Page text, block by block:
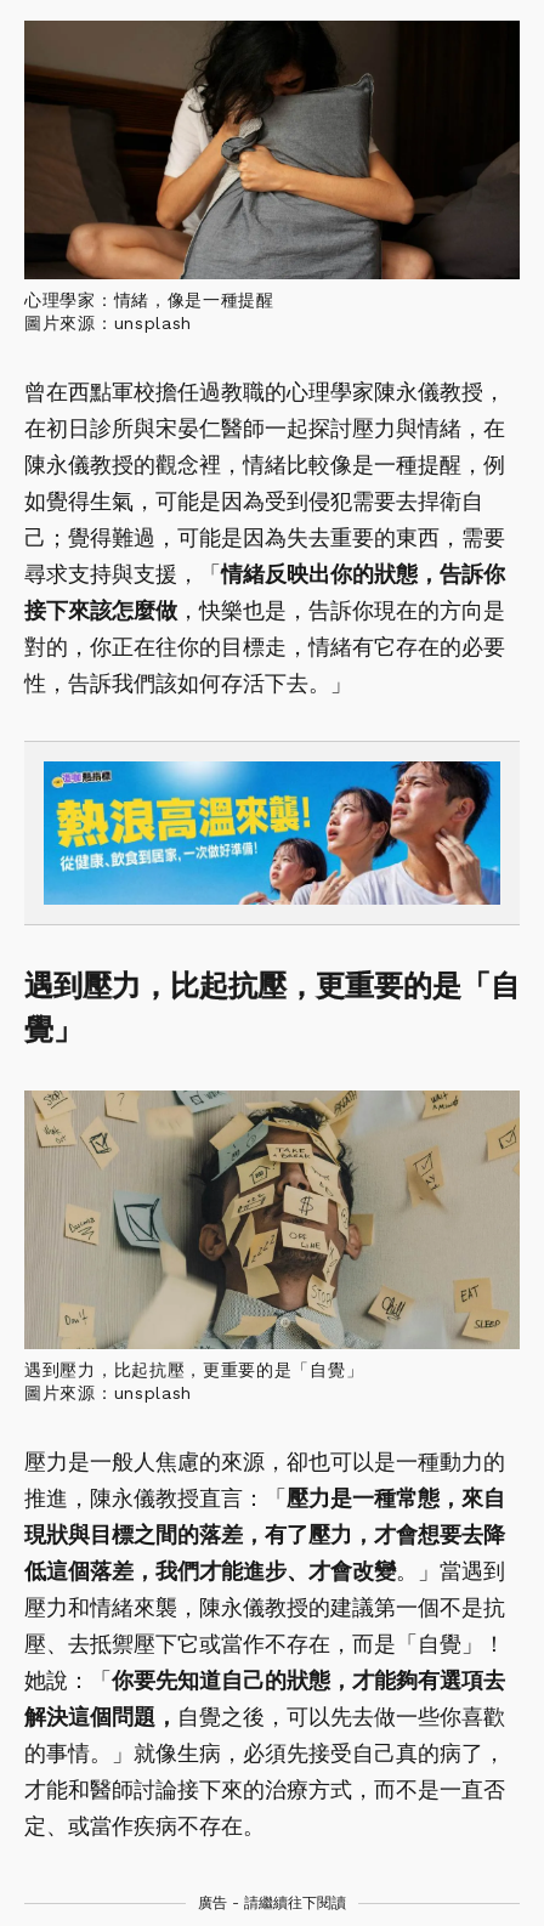
心理學家：情緒，像是一種提醒
圖片來源：unsplash
曾在西點軍校擔任過教職的心理學家陳永儀教授，
在初日診所與宋晏仁醫師一起探討壓力與情緒，在
陳永儀教授的觀念裡，情緒比較像是一種提醒，例
如覺得生氣，可能是因為受到侵犯需要去捍衛自
己；覺得難過，可能是因為失去重要的東西，需要
尋求支持與支援，「情緒反映出你的狀態，告訴你
接下來該怎麼做 ，快樂也是，告訴你現在的方向是
對的，你正在往你的目標走，情緒有它存在的必要
性，告訴我們該如何存活下去。」
遇到壓力，比起抗壓，更重要的是「自
覺」
遇到壓力，比起抗壓，更重要的是「自覺」
圖片來源：unsplash
壓力是一般人焦慮的來源，卻也可以是一種動力的
推進，陳永儀教授直言：「 壓力是一種常態，來自
現狀與目標之間的落差，有了壓力，才會想要去降
低這個落差，我們才能進步、才會改變。」當遇到
壓力和情緒來襲，陳永儀教授的建議第一個不是抗
壓、去抵禦壓下它或當作不存在，而是「自覺」！
她說：「你要先知道自己的狀態，才能夠有選項去
解決這個問題， 自覺之後，可以先去做一些你喜歡
的事情。」就像生病，必須先接受自己真的病了，
才能和醫師討論接下來的治療方式，而不是一直否
定、或當作疾病不存在。
廣告 - 請繼續往下閱讀